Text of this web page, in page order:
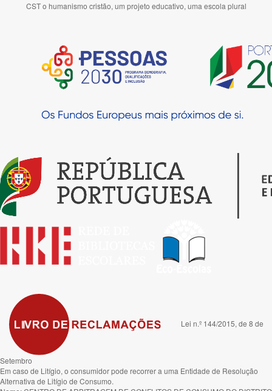
CST o humanismo cristão, um projeto educativo, uma escola plural
Lei n.º 144/2015, de 8 de
Setembro
Em caso de Litígio, o consumidor pode recorrer a uma Entidade de Resolução
Alternativa de Litígio de Consumo.